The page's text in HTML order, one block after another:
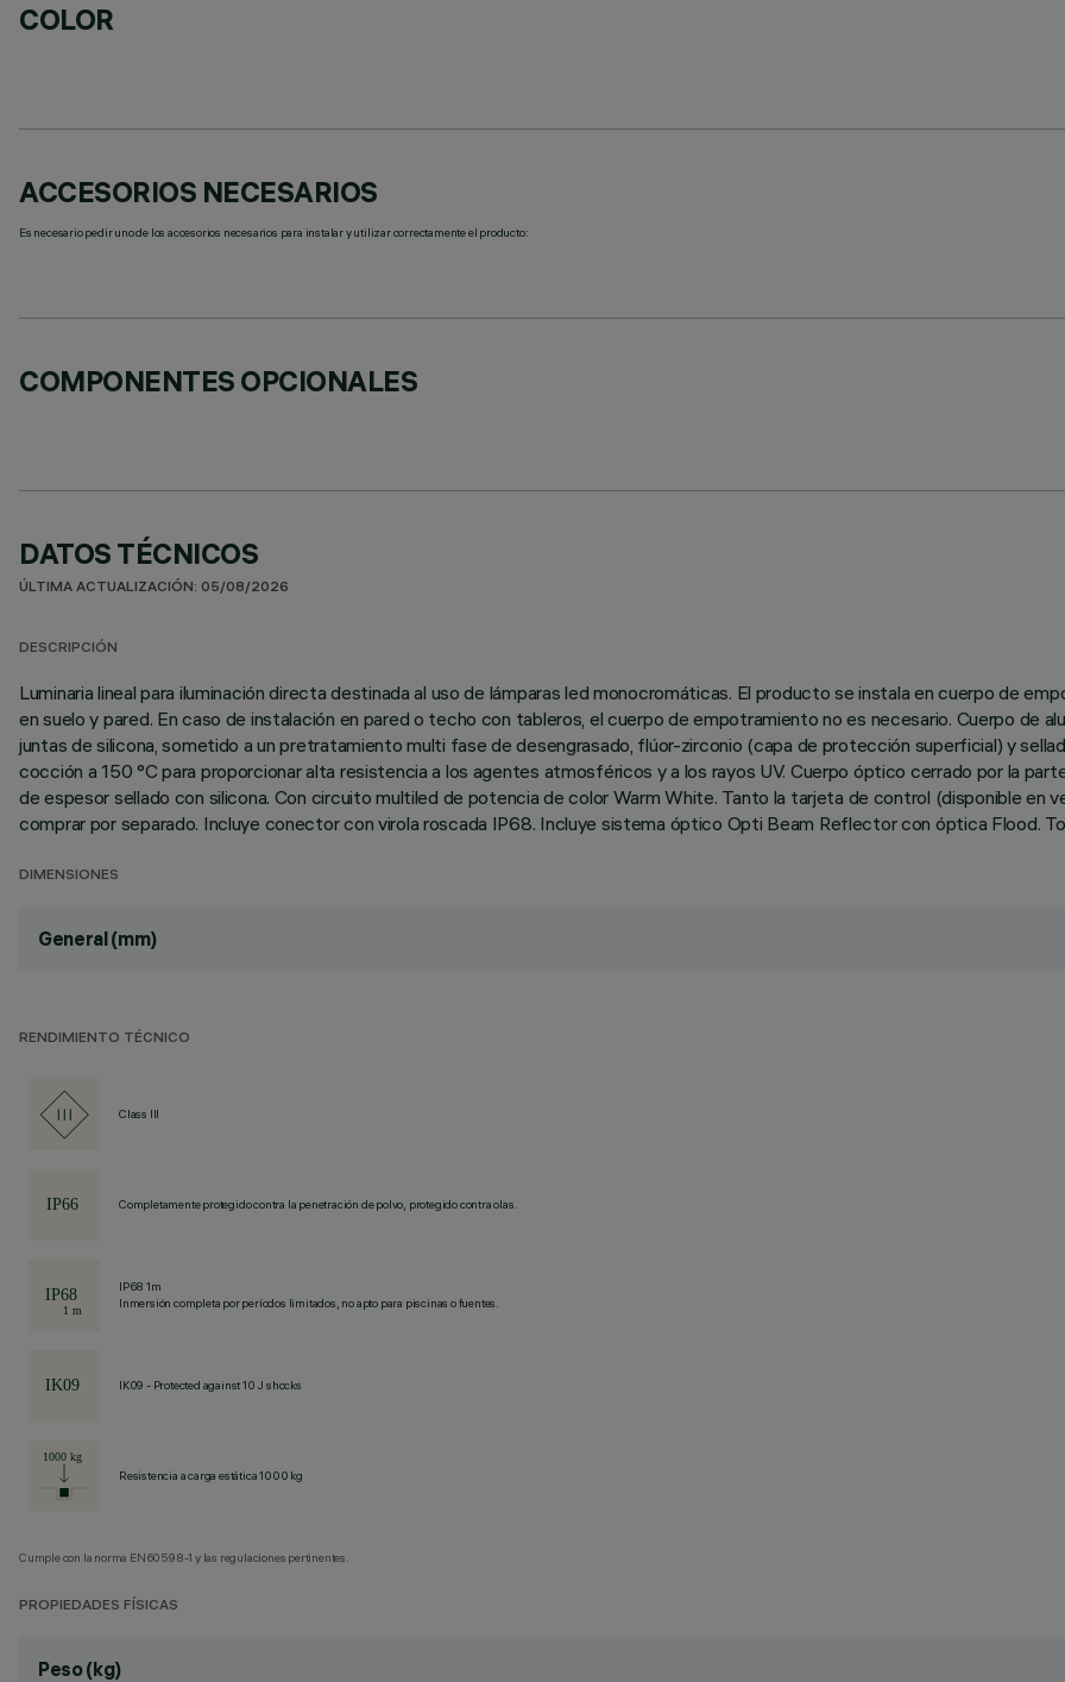
COLOR
ACCESORIOS NECESARIOS
Es necesario pedir uno de los accesorios necesarios para instalar y utilizar correctamente el producto:
COMPONENTES OPCIONALES
DATOS TÉCNICOS
ÚLTIMA ACTUALIZACIÓN: 05/08/2026
DESCRIPCIÓN
Luminaria lineal para iluminación directa destinada al uso de lámparas led monocromáticas. El producto se instala en cuerpo de
en suelo y pared. En caso de instalación en pared o techo con tableros, el cuerpo de empotramiento no es necesario. Cuerpo de
juntas de silicona, sometido a un pretratamiento multi fase de desengrasado, flúor-zirconio (capa de protección superficial) y
cocción a 150 °C para proporcionar alta resistencia a los agentes atmosféricos y a los rayos UV. Cuerpo óptico cerrado por la
de espesor sellado con silicona. Con circuito multiled de potencia de color Warm White. Tanto la tarjeta de control (disponible en
comprar por separado. Incluye conector con virola roscada IP68. Incluye sistema óptico Opti Beam Reflector con óptica Flood.
DIMENSIONES
General (mm)
RENDIMIENTO TÉCNICO
Class III
Completamente protegido contra la penetración de polvo, protegido contra olas.
IP68 1m
Inmersión completa por períodos limitados, no apto para piscinas o fuentes.
IK09 - Protected against 10 J shocks
Resistencia a carga estática 1000 kg
Cumple con la norma EN60598-1 y las regulaciones pertinentes.
PROPIEDADES FÍSICAS
Peso (kg)